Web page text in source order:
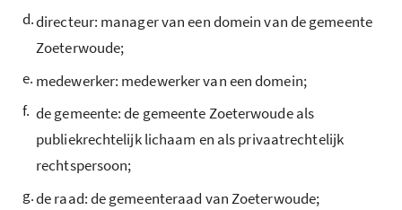
d.directeur: manager van een domein van de gemeente
Zoeterwoude;
e. medewerker: medewerker van een domein;
f. de gemeente: de gemeente Zoeterwoude als
publiekrechtelijk lichaam en als privaatrechtelijk
rechtspersoon;
g.de raad: de gemeenteraad van Zoeterwoude;